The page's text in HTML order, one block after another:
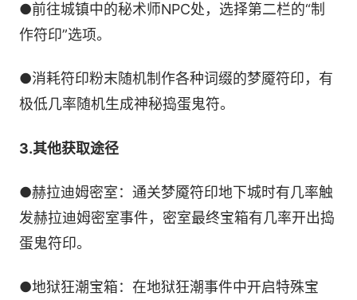
●前往城镇中的秘术师NPC处，选择第二栏的“制
作符印”选项。
●消耗符印粉末随机制作各种词缀的梦魇符印，有
极低几率随机生成神秘捣蛋鬼符。
3.其他获取途径
●赫拉迪姆密室：通关梦魇符印地下城时有几率触
发赫拉迪姆密室事件，密室最终宝箱有几率开出捣
蛋鬼符印。
●地狱狂潮宝箱：在地狱狂潮事件中开启特殊宝